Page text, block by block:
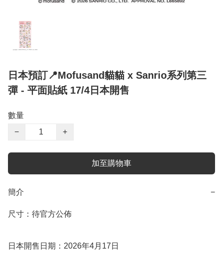
日本預訂📍Mofusand貓貓 x Sanrio系列第三
彈 - 平面貼紙 17/4日本開售
數量
−
+
加至購物車
簡介 −
尺寸：待官方公佈
日本開售日期：2026年4月17日